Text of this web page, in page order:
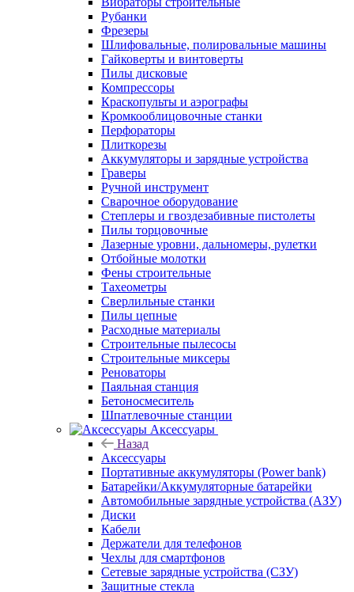
Рубанки
Фрезеры
Шлифовальные, полировальные машины
Гайковерты и винтоверты
Пилы дисковые
Компрессоры
Краскопульты и аэрографы
Кромкооблицовочные станки
Перфораторы
Плиткорезы
Аккумуляторы и зарядные устройства
Граверы
Ручной инструмент
Сварочное оборудование
Степлеры и гвоздезабивные пистолеты
Пилы торцовочные
Лазерные уровни, дальномеры, рулетки
Отбойные молотки
Фены строительные
Тахеометры
Сверлильные станки
Пилы цепные
Расходные материалы
Строительные пылесосы
Строительные миксеры
Реноваторы
Паяльная станция
Бетоносмеситель
Шпатлевочные станции
Аксессуары
Назад
Аксессуары
Портативные аккумуляторы (Power bank)
Батарейки/Аккумуляторные батарейки
Автомобильные зарядные устройства (АЗУ)
Диски
Кабели
Держатели для телефонов
Чехлы для смартфонов
Сетевые зарядные устройства (СЗУ)
Защитные стекла